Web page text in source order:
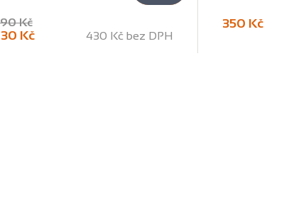
Kč
Kč 430 Kč bez DPH
350 Kč